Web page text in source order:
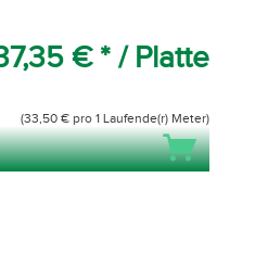
€ * / Platte
(33,50 € pro 1 Laufende(r) Meter)